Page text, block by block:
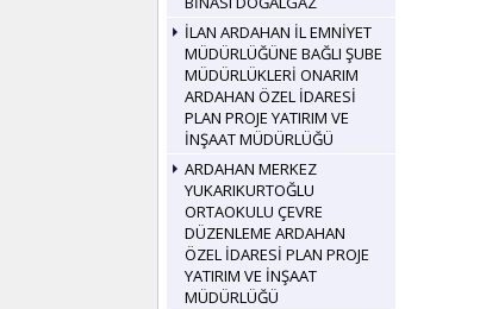
İLAN ARDAHAN İL EMNİYET
MÜDÜRLÜĞÜNE BAĞLI ŞUBE
MÜDÜRLÜKLERİ ONARIM
ARDAHAN ÖZEL İDARESİ
PLAN PROJE YATIRIM VE
İNŞAAT MÜDÜRLÜĞÜ
ARDAHAN MERKEZ
YUKARIKURTOĞLU
ORTAOKULU ÇEVRE
DÜZENLEME ARDAHAN
ÖZEL İDARESİ PLAN PROJE
YATIRIM VE İNŞAAT
MÜDÜRLÜĞÜ